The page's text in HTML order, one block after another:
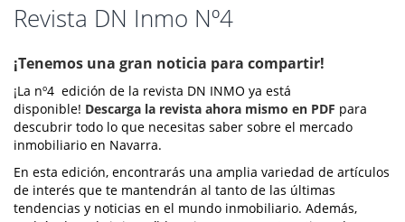
Revista DN Inmo Nº4
¡Tenemos una gran noticia para compartir!
¡La nº4 edición de la revista DN INMO ya está
disponible! Descarga la revista ahora mismo en PDF para
descubrir todo lo que necesitas saber sobre el mercado
inmobiliario en Navarra.
En esta edición, encontrarás una amplia variedad de artículos
de interés que te mantendrán al tanto de las últimas
tendencias y noticias en el mundo inmobiliario. Además,
Saltar
al
de
galería
de
imágenes